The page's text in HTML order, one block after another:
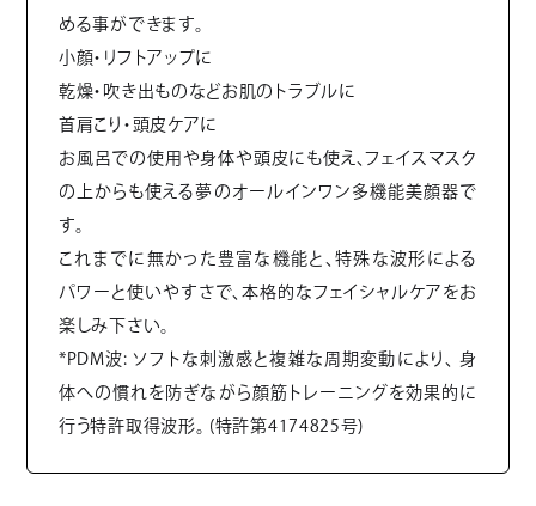
める事ができます。
小顔・リフトアップに
乾燥・吹き出ものなどお肌のトラブルに
首肩こり・頭皮ケアに
お風呂での使用や身体や頭皮にも使え、フェイスマスク
の上からも使える夢のオールインワン多機能美顔器で
す。
これまでに無かった豊富な機能と、特殊な波形による
パワーと使いやすさで、本格的なフェイシャルケアをお
楽しみ下さい。
*PDM波: ソフトな刺激感と複雑な周期変動により、 身
体への慣れを防ぎながら顔筋トレーニングを効果的に
行う特許取得波形。 (特許第4174825号)